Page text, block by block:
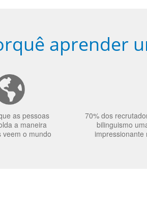
aprender
as pessoas
a maneira
veem o mundo
70% dos
bilinguismo
impressionante